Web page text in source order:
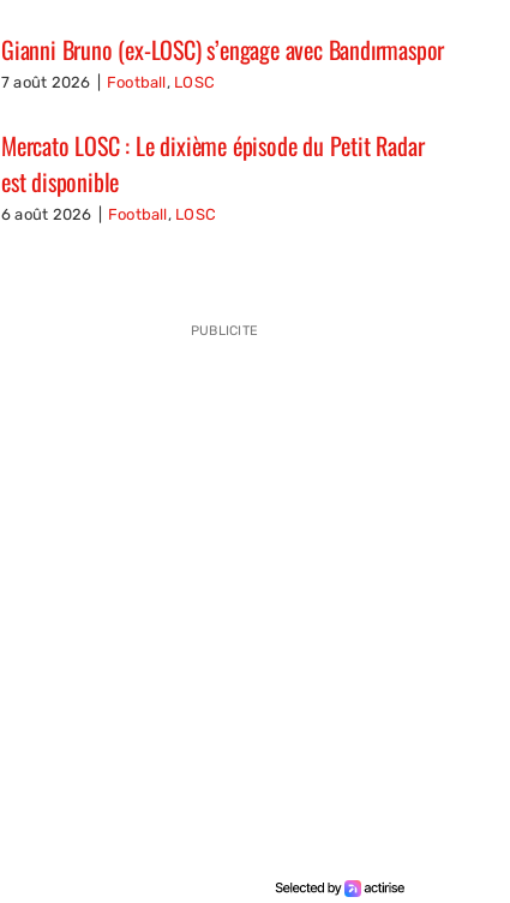
Gianni Bruno (ex-LOSC) s’engage avec Bandırmaspor
7 août 2026 Football, LOSC
Mercato LOSC : Le dixième épisode du Petit Radar
est disponible
6 août 2026 Football, LOSC
PUBLICITE